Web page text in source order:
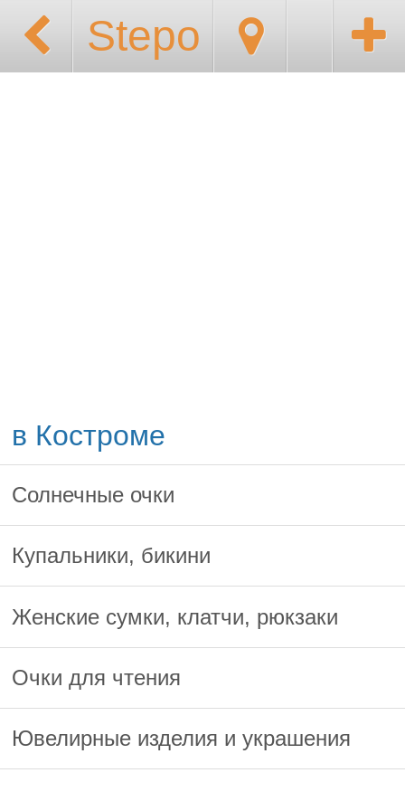
Stepo
в Костроме
Солнечные очки
Купальники, бикини
Женские сумки, клатчи, рюкзаки
Очки для чтения
Ювелирные изделия и украшения